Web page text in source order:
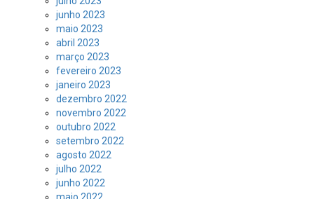
junho 2023
maio 2023
abril 2023
março 2023
fevereiro 2023
janeiro 2023
dezembro 2022
novembro 2022
outubro 2022
setembro 2022
agosto 2022
julho 2022
junho 2022